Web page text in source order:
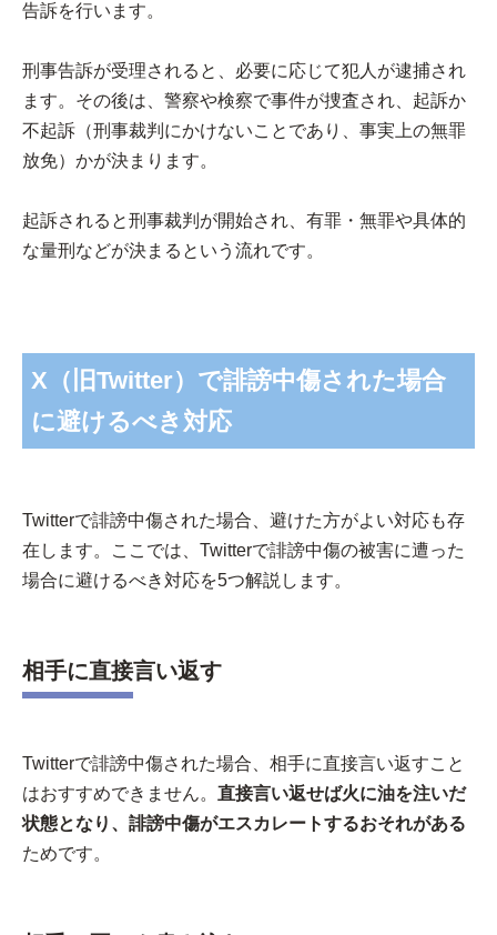
告訴を行います。
刑事告訴が受理されると、必要に応じて犯人が逮捕され
ます。その後は、警察や検察で事件が捜査され、起訴か
不起訴（刑事裁判にかけないことであり、事実上の無罪
放免）かが決まります。
起訴されると刑事裁判が開始され、有罪・無罪や具体的
な量刑などが決まるという流れです。
X（旧Twitter）で誹謗中傷された場合
に避けるべき対応
Twitterで誹謗中傷された場合、避けた方がよい対応も存
在します。ここでは、Twitterで誹謗中傷の被害に遭った
場合に避けるべき対応を5つ解説します。
相手に直接言い返す
Twitterで誹謗中傷された場合、相手に直接言い返すこと
はおすすめできません。 直接言い返せば火に油を注いだ
状態となり、誹謗中傷がエスカレートするおそれがある
ためです。